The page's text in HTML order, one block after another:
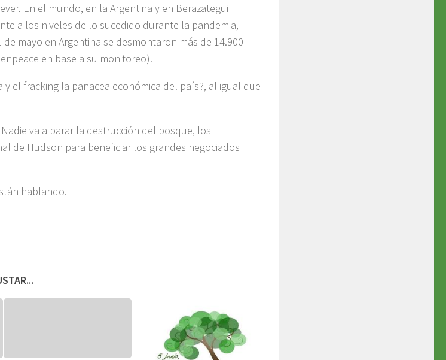
En el mundo, en la Argentina y en Berazategui
a los niveles de lo sucedido durante la pandemia,
mayo en Argentina se desmontaron más de 14.900
en base a su monitoreo).
y el fracking la panacea económica del país?, al igual que
va a parar la destrucción del bosque, los
de Hudson para beneficiar los grandes negociados
hablando.